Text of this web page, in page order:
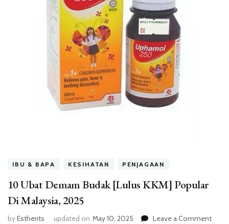
IBU & BAPA KESIHATAN PENJAGAAN
10 Ubat Demam Budak [Lulus KKM] Popular
Di Malaysia, 2025
byEstherits updated on May 10, 2025 Leave a Commenton